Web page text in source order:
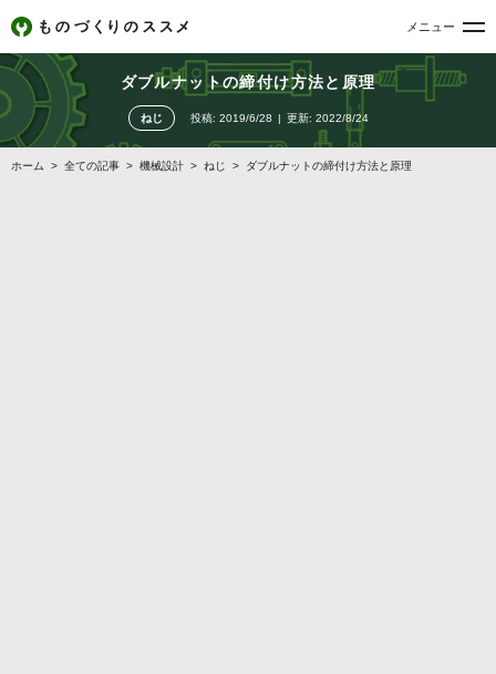
メニュー
ダブルナットの締付け方法と原理
ねじ 投稿: 2019/6/28 更新: 2022/8/24
ホーム > 全ての記事 > 機械設計 > ねじ > ダブルナットの締付け方法と原理